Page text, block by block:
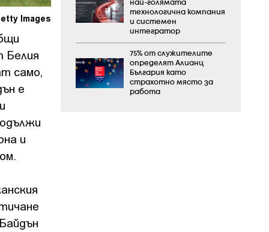
Images
Белия
само,
е
и
най-голямата
технологична компания
и системен
интегратор
75% от служителите
определят Алианц
България като
страхотно място за
работа